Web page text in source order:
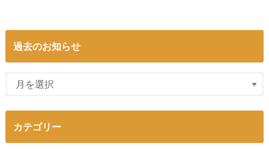
過去のお知らせ
カテゴリー